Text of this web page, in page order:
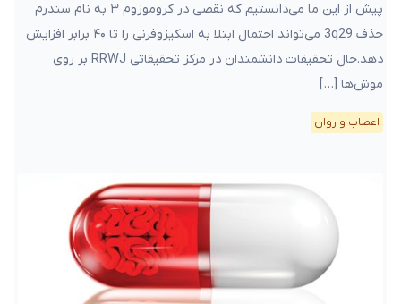
پیش از این ما می‌دانستیم که نقصی در کروموزوم ۳ به نام سندرم
حذف 3q29 می‌تواند احتمال ابتلا به اسکیزوفرنی را تا ۴۰ برابر افزایش
دهد.حال تحقیقات دانشمندان در مرکز تحقیقاتی RRWJ بر روی
موش‌ها […]
اعصاب و روان